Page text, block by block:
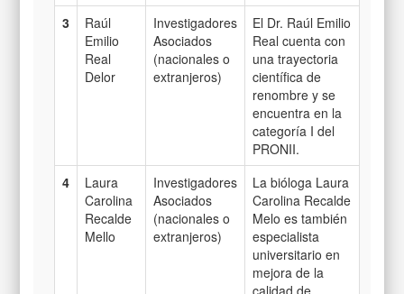
3
Raúl
Emilio
Real
Delor
Investigadores
Asociados
(nacionales o
extranjeros)
El Dr. Raúl Emilio
Real cuenta con
una trayectoria
científica de
renombre y se
encuentra en la
categoría I del
PRONII.
4
Laura
Carolina
Recalde
Mello
Investigadores
Asociados
(nacionales o
extranjeros)
La bióloga Laura
Carolina Recalde
Melo es también
especialista
universitario en
mejora de la